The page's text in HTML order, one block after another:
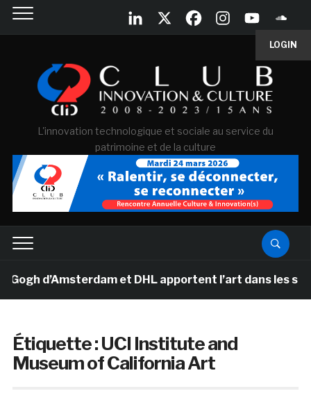
LOGIN
L'innovation technologique et sociale au service du
patrimoine et de la culture
d’Amsterdam et DHL apportent l’art dans les
Étiquette :UCI Institute and
Museum of California Art